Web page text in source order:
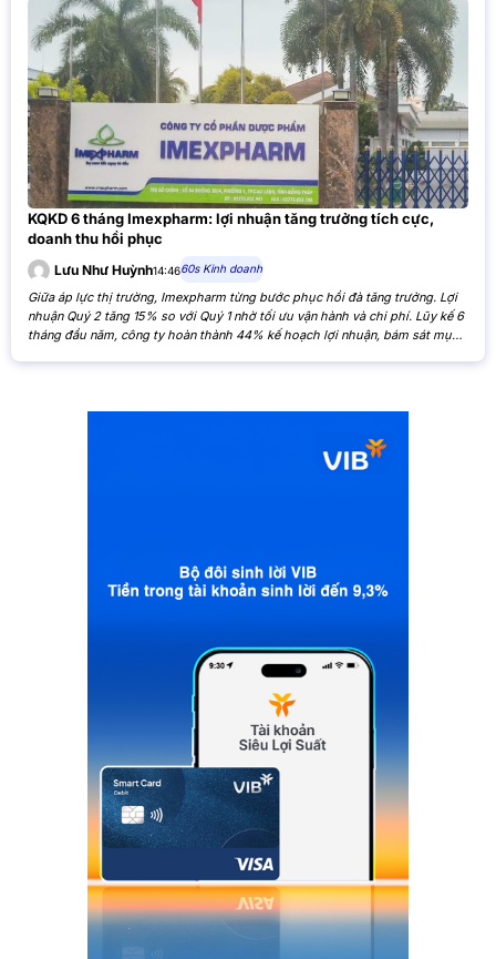
KQKD 6 tháng Imexpharm: lợi nhuận tăng trưởng tích cực,
doanh thu hồi phục
Lưu Như Huỳnh14:4660s Kinh doanh
Giữa áp lực thị trường, Imexpharm từng bước phục hồi đà tăng trưởng. Lợi
nhuận Quý 2 tăng 15% so với Quý 1 nhờ tối ưu vận hành và chi phí. Lũy kế 6
tháng đầu năm, công ty hoàn thành 44% kế hoạch lợi nhuận, bám sát mục